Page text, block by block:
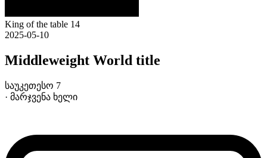
King of the table 14
2025-05-10
Middleweight World title
საუკეთესო 7
· მარჯვენა ხელი